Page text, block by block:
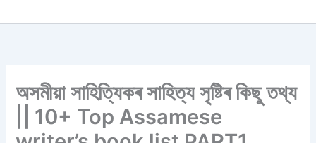
অসমীয়া সাহিত্যিকৰ সাহিত্য সৃষ্টিৰ কিছু তথ্য
|| 10+ Top Assamese